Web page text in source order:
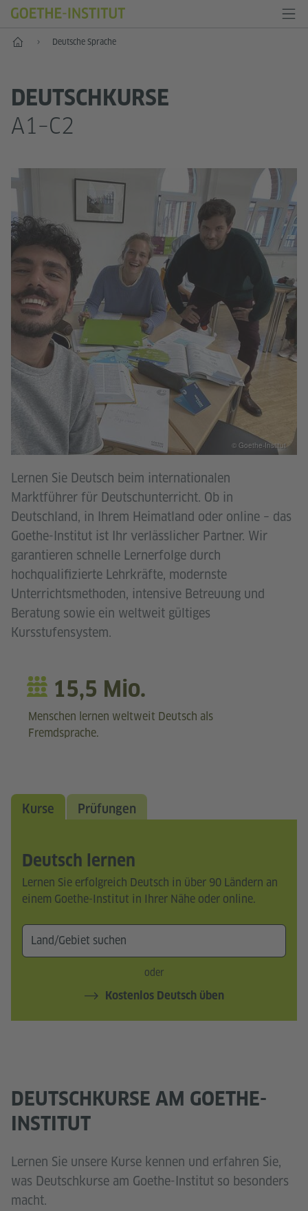
Start Deutsche Sprache
DEUTSCHKURSE
A1–C2
Lernen Sie Deutsch beim internationalen
Marktführer für Deutschunterricht. Ob in
Deutschland, in Ihrem Heimatland oder online – das
Goethe-Institut ist Ihr verlässlicher Partner. Wir
garantieren schnelle Lernerfolge durch
hochqualifizierte Lehrkräfte, modernste
Unterrichtsmethoden, intensive Betreuung und
Beratung sowie ein weltweit gültiges
Kursstufensystem.
© Goethe-Institut
15,5 Mio.
Menschen lernen weltweit Deutsch als
Fremdsprache.
Kurse Prüfungen
Deutsch lernen
Lernen Sie erfolgreich Deutsch in über 90 Ländern an
einem Goethe-Institut in Ihrer Nähe oder online.
oder
Kostenlos Deutsch üben
DEUTSCHKURSE AM GOETHE-
INSTITUT
Lernen Sie unsere Kurse kennen und erfahren Sie,
was Deutschkurse am Goethe-Institut so besonders
macht.